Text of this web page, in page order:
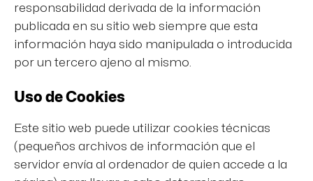
responsabilidad derivada de la información
publicada en su sitio web siempre que esta
información haya sido manipulada o introducida
por un tercero ajeno al mismo.
Uso de Cookies
Este sitio web puede utilizar cookies técnicas
(pequeños archivos de información que el
servidor envía al ordenador de quien accede a la